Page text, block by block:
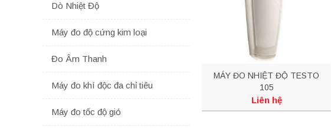
MÁY ĐO NHIỆT ĐỘ TESTO
105
Liên hệ
Dò Nhiệt Độ
Máy đo độ cứng kim loại
Đo Âm Thanh
Máy đo khí độc đa chỉ tiêu
Máy đo tốc độ gió